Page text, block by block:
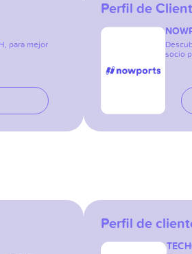
para mejor
Perfil de
socio
Perfil de